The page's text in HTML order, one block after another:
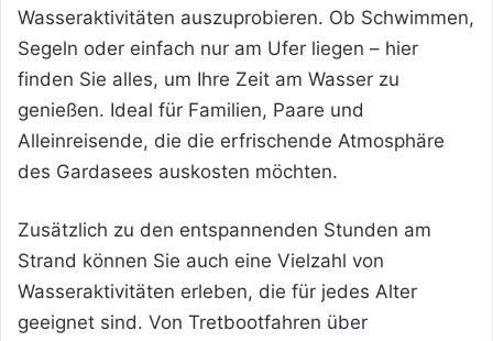
Wasseraktivitäten auszuprobieren. Ob Schwimmen,
Segeln oder einfach nur am Ufer liegen – hier
finden Sie alles, um Ihre Zeit am Wasser zu
genießen. Ideal für Familien, Paare und
Alleinreisende, die die erfrischende Atmosphäre
des Gardasees auskosten möchten.
Zusätzlich zu den entspannenden Stunden am
Strand können Sie auch eine Vielzahl von
Wasseraktivitäten erleben, die für jedes Alter
geeignet sind. Von Tretbootfahren über